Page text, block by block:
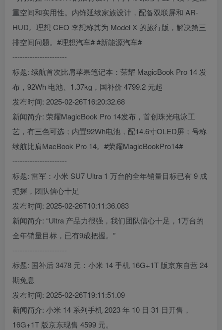
重空间和实用性。内饰延续家族设计，配备双联屏和 AR-
HUD。理想 CEO 李想称其为 Model X 的旅行版，解决第三
排空间问题。#理想汽车# #新能源汽车#
----------------------
标题: 续航首次比肩苹果笔记本：荣耀 MagicBook Pro 14 发
布，92Wh 电池、1.37kg，国补价 4799.2 元起
发布时间: 2025-02-26T16:20:32.68
新闻简介: 荣耀MagicBook Pro 14发布，首创珠光电泳工
艺，有三色可选；内置92Wh电池，配14.6寸OLED屏；号称
续航比肩MacBook Pro 14。#荣耀MagicBookPro14#
----------------------
标题: 雷军：小米 SU7 Ultra 1 万台的全年销量目标已有 9 成
把握，团队信心十足
发布时间: 2025-02-26T10:11:36.083
新闻简介: “Ultra 产品力很强，我们团队信心十足，1万台的
全年销量目标，已有9成把握。”
----------------------
标题: 国补后 3478 元：小米 14 手机 16G+1T 版京东自营 24
期免息
发布时间: 2025-02-26T19:11:51.09
新闻简介: 小米 14 系列手机 2023 年 10 日 31 日开售，
16G+1T 版京东现售 4599 元。